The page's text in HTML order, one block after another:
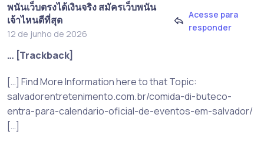
พนันเว็บตรงได้เงินจริง สมัครเว็บพนัน
เจ้าไหนดีที่สุด
12 de junho de 2026
Acesse para
responder
… [Trackback]
[…] Find More Information here to that Topic:
salvadorentretenimento.com.br/comida-di-buteco-
entra-para-calendario-oficial-de-eventos-em-salvador/
[…]